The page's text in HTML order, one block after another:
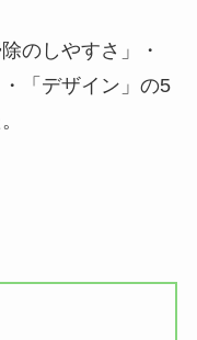
のしやすさ」・
「デザイン」の5